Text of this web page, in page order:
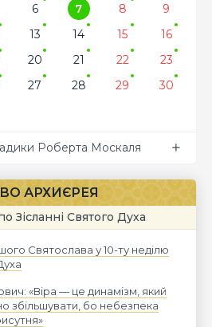
6 7 8
9
13 14 15
16
20 21 22
23
27 28 29
30
Роберта Москаля
АРХИЄРЕЯ
Зісланні Святого Духа
Святослава у 10-ту неділю
«Віра — це динамізм, який
збільшувати, бо небезпека